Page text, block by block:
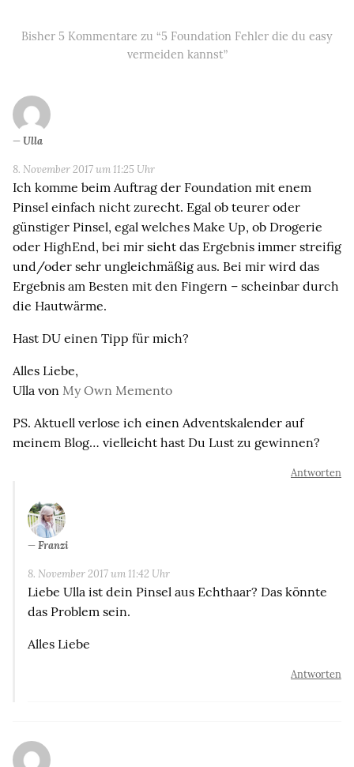
Bisher 5 Kommentare zu “5 Foundation Fehler die du easy
vermeiden kannst”
Ulla
8. November 2017 um 11:25 Uhr
Ich komme beim Auftrag der Foundation mit enem
Pinsel einfach nicht zurecht. Egal ob teurer oder
günstiger Pinsel, egal welches Make Up, ob Drogerie
oder HighEnd, bei mir sieht das Ergebnis immer streifig
und/oder sehr ungleichmäßig aus. Bei mir wird das
Ergebnis am Besten mit den Fingern – scheinbar durch
die Hautwärme.
Hast DU einen Tipp für mich?
Alles Liebe,
Ulla von My Own Memento
PS. Aktuell verlose ich einen Adventskalender auf
meinem Blog… vielleicht hast Du Lust zu gewinnen?
Antworten
Franzi
8. November 2017 um 11:42 Uhr
Liebe Ulla ist dein Pinsel aus Echthaar? Das könnte
das Problem sein.
Alles Liebe
Antworten